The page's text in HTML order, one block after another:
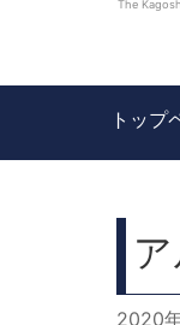
The
トップ
2020